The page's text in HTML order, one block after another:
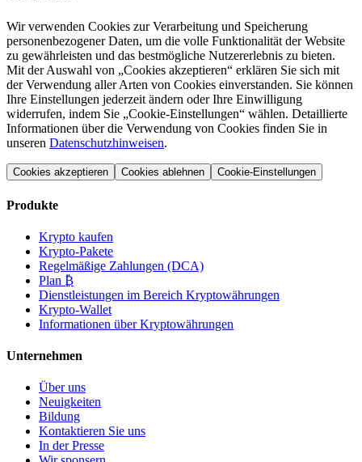
Wir verwenden Cookies zur Verarbeitung und Speicherung
personenbezogener Daten, um die volle Funktionalität der Website
zu gewährleisten und das bestmögliche Nutzererlebnis zu bieten.
Mit der Auswahl von „Cookies akzeptieren“ erklären Sie sich mit
der Verwendung aller Arten von Cookies einverstanden. Sie können
Ihre Einstellungen jederzeit ändern oder Ihre Einwilligung
widerrufen, indem Sie „Cookie-Einstellungen“ wählen. Detaillierte
Informationen über die Verwendung von Cookies finden Sie in
unseren Datenschutzhinweisen.
Cookies akzeptieren Cookies ablehnen Cookie-Einstellungen
Produkte
Krypto kaufen
Krypto-Pakete
Regelmäßige Zahlungen (DCA)
Plan ₿
Dienstleistungen im Bereich Kryptowährungen
Krypto-Wallet
Informationen über Kryptowährungen
Unternehmen
Über uns
Neuigkeiten
Bildung
Kontaktieren Sie uns
In der Presse